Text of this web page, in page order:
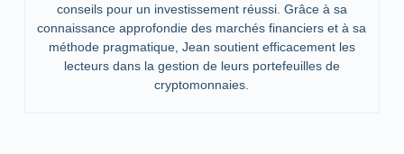
conseils pour un investissement réussi. Grâce à sa
connaissance approfondie des marchés financiers et à sa
méthode pragmatique, Jean soutient efficacement les
lecteurs dans la gestion de leurs portefeuilles de
cryptomonnaies.